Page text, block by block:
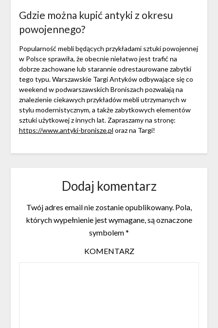
Gdzie można kupić antyki z okresu
powojennego?
Popularność mebli będących przykładami sztuki powojennej
w Polsce sprawiła, że obecnie niełatwo jest trafić na
dobrze zachowane lub starannie odrestaurowane zabytki
tego typu. Warszawskie Targi Antyków odbywające się co
weekend w podwarszawskich Broniszach pozwalają na
znalezienie ciekawych przykładów mebli utrzymanych w
stylu modernistycznym, a także zabytkowych elementów
sztuki użytkowej z innych lat. Zapraszamy na stronę:
https://www.antyki-bronisze.pl oraz na Targi!
Dodaj komentarz
Twój adres email nie zostanie opublikowany. Pola,
których wypełnienie jest wymagane, są oznaczone
symbolem*
KOMENTARZ